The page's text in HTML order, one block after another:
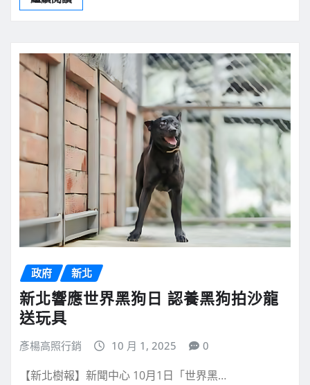
政府 新北
新北響應世界黑狗日 認養黑狗拍沙龍
送玩具
彥楊高照行銷 10 月 1, 2025 0
【新北樹報】新聞中心 10月1日「世界黑…